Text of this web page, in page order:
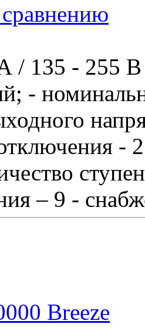
/ 135 - 255
-
-
– 9 -
Breeze